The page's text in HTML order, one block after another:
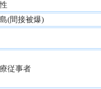
性
(間接被爆)
従事者